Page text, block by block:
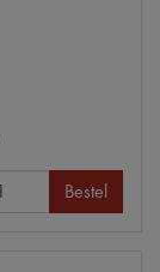
Bestel